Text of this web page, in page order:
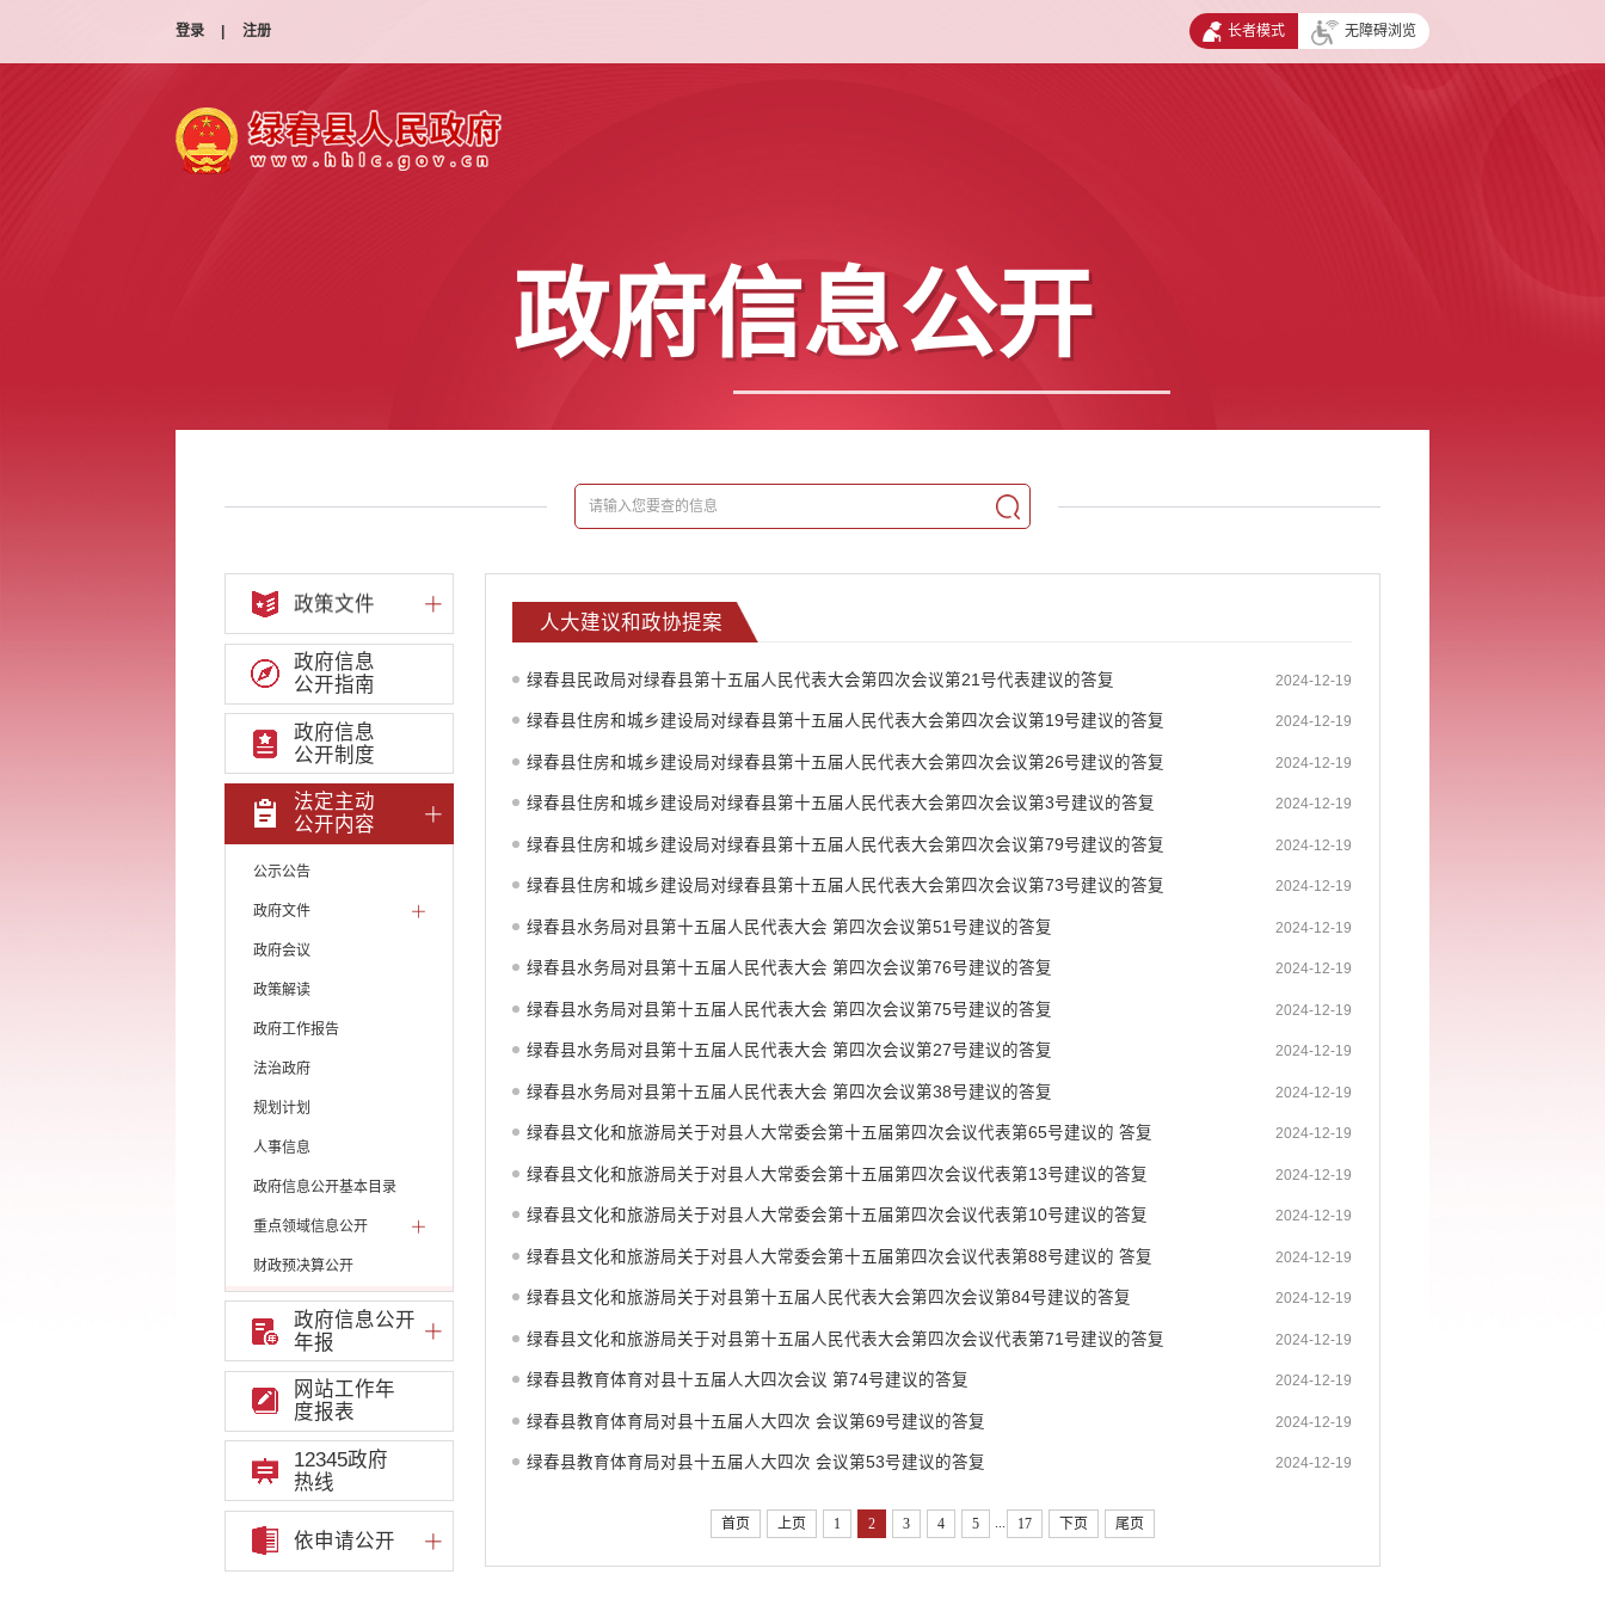
登录 注册 长者模式 无障碍浏览
政府信息公开
政策文件
政府信息
公开指南
政府信息
公开制度
法定主动
公开内容
公示公告
政府文件
政府会议
政策解读
政府工作报告
法治政府
规划计划
人事信息
政府信息公开基本目录
重点领域信息公开
财政预决算公开
人大建议和政协提案
机构职能
权责清单
行政许可
行政处罚和行政强制
行政事业性收费
政府集中采购
政府信息公开
年报
网站工作年
度报表
12345政府
热线
依申请公开
人大建议和政协提案
绿春县民政局对绿春县第十五届人民代表大会第四次会议第21号代表建议的答复 2024-12-19
绿春县住房和城乡建设局对绿春县第十五届人民代表大会第四次会议第19号建议的答复 2024-12-19
绿春县住房和城乡建设局对绿春县第十五届人民代表大会第四次会议第26号建议的答复 2024-12-19
绿春县住房和城乡建设局对绿春县第十五届人民代表大会第四次会议第3号建议的答复 2024-12-19
绿春县住房和城乡建设局对绿春县第十五届人民代表大会第四次会议第79号建议的答复 2024-12-19
绿春县住房和城乡建设局对绿春县第十五届人民代表大会第四次会议第73号建议的答复 2024-12-19
绿春县水务局对县第十五届人民代表大会 第四次会议第51号建议的答复 2024-12-19
绿春县水务局对县第十五届人民代表大会 第四次会议第76号建议的答复 2024-12-19
绿春县水务局对县第十五届人民代表大会 第四次会议第75号建议的答复 2024-12-19
绿春县水务局对县第十五届人民代表大会 第四次会议第27号建议的答复 2024-12-19
绿春县水务局对县第十五届人民代表大会 第四次会议第38号建议的答复 2024-12-19
绿春县文化和旅游局关于对县人大常委会第十五届第四次会议代表第65号建议的 答复 2024-12-19
绿春县文化和旅游局关于对县人大常委会第十五届第四次会议代表第13号建议的答复 2024-12-19
绿春县文化和旅游局关于对县人大常委会第十五届第四次会议代表第10号建议的答复 2024-12-19
绿春县文化和旅游局关于对县人大常委会第十五届第四次会议代表第88号建议的 答复 2024-12-19
绿春县文化和旅游局关于对县第十五届人民代表大会第四次会议第84号建议的答复 2024-12-19
绿春县文化和旅游局关于对县第十五届人民代表大会第四次会议代表第71号建议的答复 2024-12-19
绿春县教育体育对县十五届人大四次会议 第74号建议的答复 2024-12-19
绿春县教育体育局对县十五届人大四次 会议第69号建议的答复 2024-12-19
绿春县教育体育局对县十五届人大四次 会议第53号建议的答复 2024-12-19
首页 上页 1 2 3 4 5 17 下页 尾页